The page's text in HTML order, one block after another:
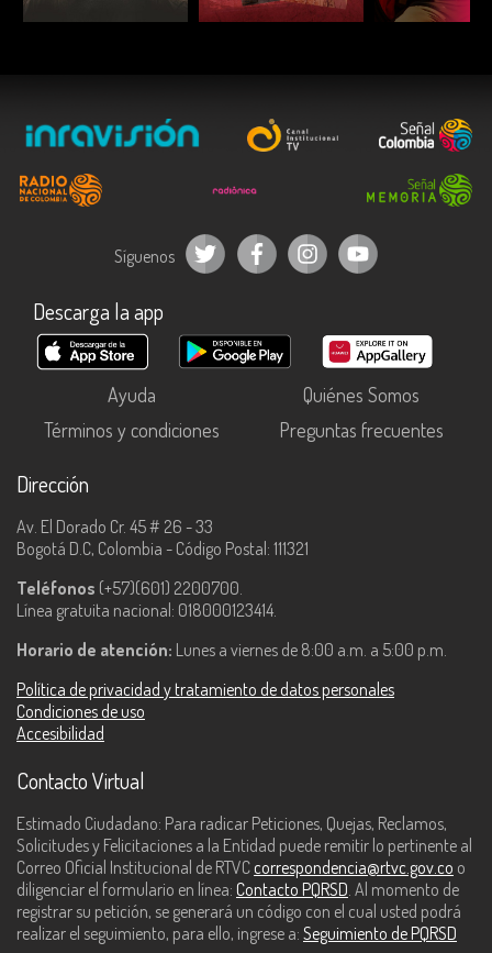
Síguenos
Descarga la app
Ayuda
Quiénes Somos
Términos y condiciones
Preguntas frecuentes
Dirección
Av. El Dorado Cr. 45 # 26 - 33
Bogotá D.C, Colombia - Código Postal: 111321
Teléfonos (+57)(601) 2200700.
Línea gratuita nacional: 018000123414.
Horario de atención: Lunes a viernes de 8:00 a.m. a 5:00 p.m.
Política de privacidad y tratamiento de datos personales
Condiciones de uso
Accesibilidad
Contacto Virtual
Estimado Ciudadano: Para radicar Peticiones, Quejas, Reclamos,
Solicitudes y Felicitaciones a la Entidad puede remitir lo pertinente al
Correo Oficial Institucional de RTVC correspondencia@rtvc.gov.co o
diligenciar el formulario en línea: Contacto PQRSD. Al momento de
registrar su petición, se generará un código con el cual usted podrá
realizar el seguimiento, para ello, ingrese a: Seguimiento de PQRSD